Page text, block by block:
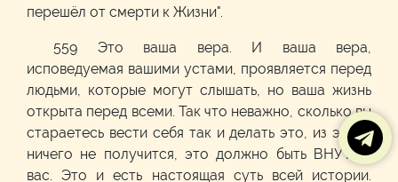
перешёл от смерти к Жизни".
559 Это ваша вера. И ваша вера,
исповедуемая вашими устами, проявляется перед
людьми, которые могут слышать, но ваша жизнь
открыта перед всеми. Так что неважно, сколько вы
стараетесь вести себя так и делать это, из этого
ничего не получится, это должно быть ВНУТРИ
вас. Это и есть настоящая суть всей истории.